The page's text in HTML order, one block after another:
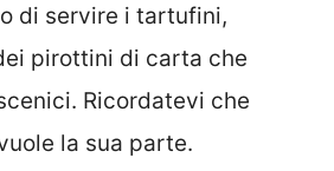
di servire i tartufini,
pirottini di carta che
Ricordatevi che
la sua parte.